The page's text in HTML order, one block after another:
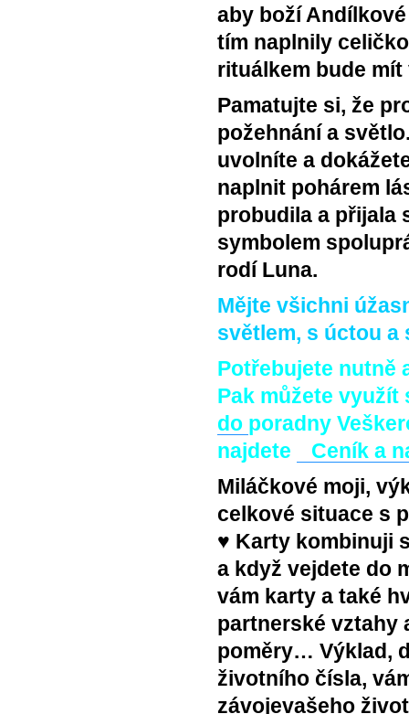
aby boží
tím naplnily
rituálkem bude
Pamatujte si, že
požehnání a
uvolníte a
naplnit pohárem
probudila a přijala
symbolem
rodí Luna.
Mějte všichni
světlem, s úctou a
Potřebujete nutně
Pak můžete
do poradny
najdete
Ceník a
Miláčkové moji,
celkové situace s
♥ Karty kombinuji
a když vejdete do
vám karty a také
partnerské vztahy
poměry… Výklad,
životního čísla,
závojevašeho